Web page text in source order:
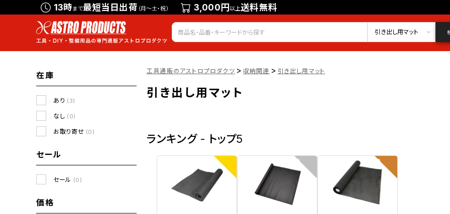
13時まで最短当日出荷 （月～土・祝） 3,000円以上送料無料
会員登録 ログイン
お気に入り
引き出し用マット
在庫
あり (3)
なし (0)
お取り寄せ (0)
セール
セール (0)
価格
工具通販のアストロプロダクツ > 収納関連 > 引き出し用マット
引き出し用マット
ランキング - トップ5
1 2 3